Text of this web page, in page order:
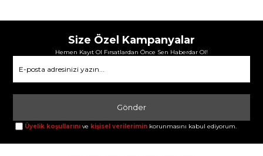
Size Özel Kampanyalar
Hemen Kayıt Ol Fırsatlardan Önce Sen Haberdar Ol!
Gönder
Üyelik koşullarını ve kişisel verilerimin korunmasını kabul ediyorum.